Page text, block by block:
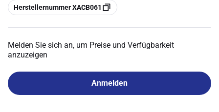
Kopieren
Herstellernummer XACB061
Melden Sie sich an, um Preise und Verfügbarkeit
anzuzeigen
Anmelden